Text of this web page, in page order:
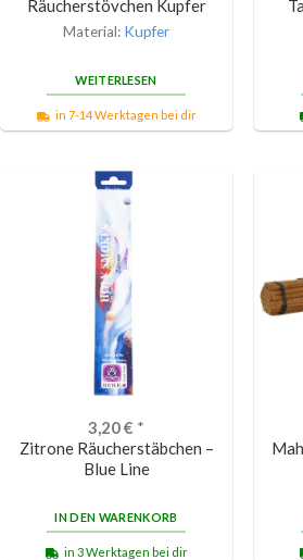
Räucherstövchen Kupfer
Material: Kupfer
WEITERLESEN
in 7-14 Werktagen bei dir
3,20€ *
Zitrone Räucherstäbchen –
Blue Line
IN DEN WARENKORB
in 3 Werktagen bei dir